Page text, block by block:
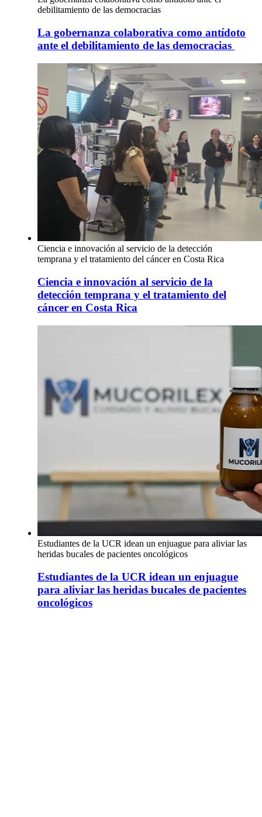
debilitamiento de las democracias
La gobernanza colaborativa como antídoto
ante el debilitamiento de las democracias
Ciencia e innovación al servicio de la detección
temprana y el tratamiento del cáncer en Costa Rica
Ciencia e innovación al servicio de la
detección temprana y el tratamiento del
cáncer en Costa Rica
Estudiantes de la UCR idean un enjuague para aliviar las
heridas bucales de pacientes oncológicos
Estudiantes de la UCR idean un enjuague
para aliviar las heridas bucales de pacientes
oncológicos